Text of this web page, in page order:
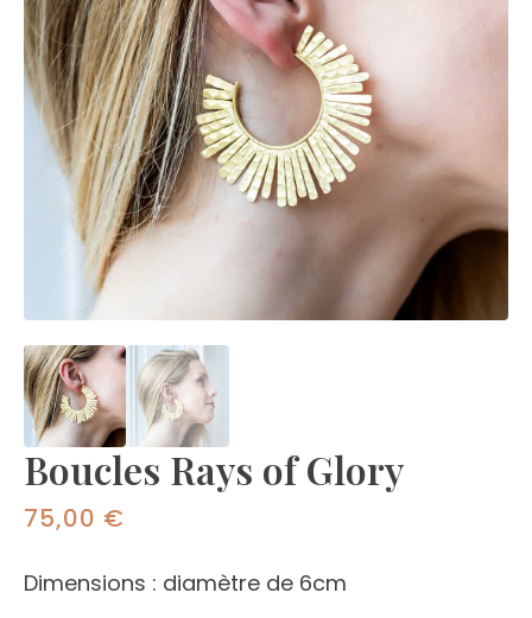
Boucles Rays of Glory
75,00 €
Dimensions : diamètre de 6cm